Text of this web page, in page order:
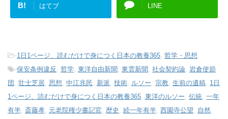
B! はてブ LINE
-1日1ページ、読むだけで身につく日本の教養365 哲学・思想
-保安条例違反 哲学 東洋自由新聞 東雲新聞 社会契約論 岩倉使節
団 壮士芝居 思想 中江兆民 新派 技術 ルソー 宗教 生前の遺稿 1日
1ページ、読むだけで身につく日本の教養365 東洋のルソー 伝統 一年
有半 斎藤孝 元老院権少書記官 歴史 続一年有半 西園寺公望 自然